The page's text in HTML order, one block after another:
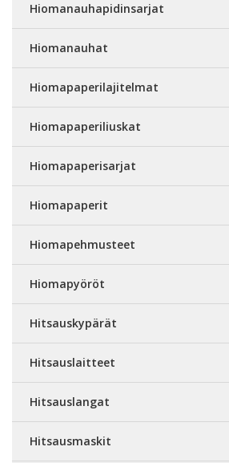
Hiomanauhapidinsarjat
Hiomanauhat
Hiomapaperilajitelmat
Hiomapaperiliuskat
Hiomapaperisarjat
Hiomapaperit
Hiomapehmusteet
Hiomapyöröt
Hitsauskypärät
Hitsauslaitteet
Hitsauslangat
Hitsausmaskit